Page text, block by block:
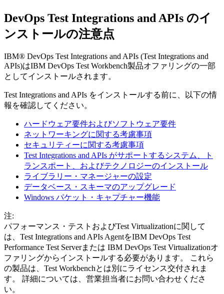
DevOps Test Integrations and APIs のイ
ンストールの注意点
IBM® DevOps Test Integrations and APIs (Test Integrations and
APIs)はIBM DevOps Test Workbench製品オファリングの一部
としてインストールされます。
Test Integrations and APIs をインストールする前に、以下の情
報を確認してください。
ハードウェア要件およびソフトウェア要件
ネットワーキングに関する考慮事項
セキュリティーに関する考慮事項
Test Integrations and APIs がサポートするシステム、ト
ランスポート、およびテクノロジーのインストール
ライブラリー・マネージャーの設定
データベース・スキーマのアップグレード
Windows パケット・キャプチャー機能
注:
パフォーマンス・テストおよびTest Virtualizationに関して
は、 Test Integrations and APIs AgentをIBM DevOps Test
Performance Test Serverまたは IBM DevOps Test Virtualizationオ
ファリングからインストールする必要があります。
これら
の製品は、 Test Workbenchとは別にライセンス交付されま
す。 詳細については、営業担当者にお問い合わせくださ
い。